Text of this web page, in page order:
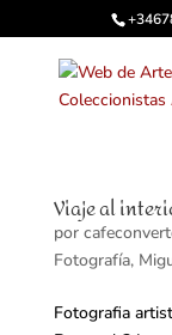
Viaje al
por
Fotografía,
Fotografia